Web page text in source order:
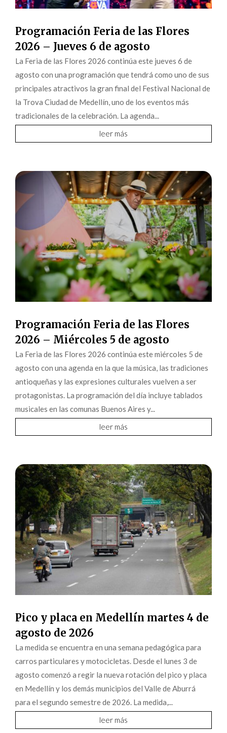
Programación Feria de las Flores
2026 – Jueves 6 de agosto
La Feria de las Flores 2026 continúa este jueves 6 de
agosto con una programación que tendrá como uno de sus
principales atractivos la gran final del Festival Nacional de
la Trova Ciudad de Medellín, uno de los eventos más
tradicionales de la celebración. La agenda...
leer más
Programación Feria de las Flores
2026 – Miércoles 5 de agosto
La Feria de las Flores 2026 continúa este miércoles 5 de
agosto con una agenda en la que la música, las tradiciones
antioqueñas y las expresiones culturales vuelven a ser
protagonistas. La programación del día incluye tablados
musicales en las comunas Buenos Aires y...
leer más
Pico y placa en Medellín martes 4 de
agosto de 2026
La medida se encuentra en una semana pedagógica para
carros particulares y motocicletas. Desde el lunes 3 de
agosto comenzó a regir la nueva rotación del pico y placa
en Medellín y los demás municipios del Valle de Aburrá
para el segundo semestre de 2026. La medida,...
leer más